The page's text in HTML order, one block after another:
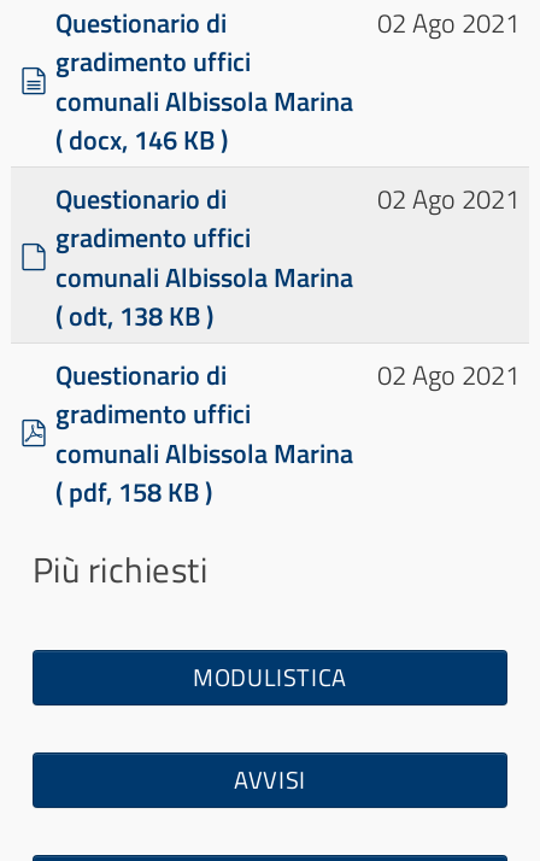
d
o
c
u
m
e
n
o
Questionario di
gradimento uffici
comunali Albissola Marina
( docx, 146 KB )
02 Ago 2021
d
e
a
u
Questionario di
gradimento uffici
comunali Albissola Marina
( odt, 138 KB )
02 Ago 2021
p
d
Questionario di
gradimento uffici
comunali Albissola Marina
( pdf, 158 KB )
02 Ago 2021
Più richiesti
MODULISTICA
AVVISI